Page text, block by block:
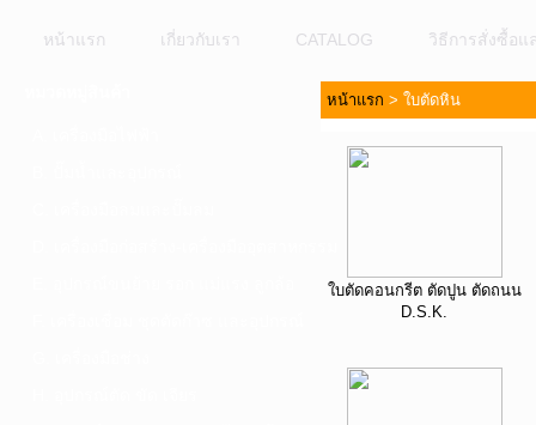
หน้าแรก เกี่ยวกับเรา CATALOG วิธีการสั่งซื้อแ
หน้าแรก > ใบตัดหิน
ใบตัดคอนกรีต ตัดปูน ตัดถนน
D.S.K.